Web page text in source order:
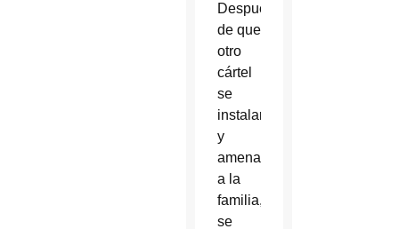
Después
de que
otro
cártel
se
instalara
y
amenazara
a la
familia,
se